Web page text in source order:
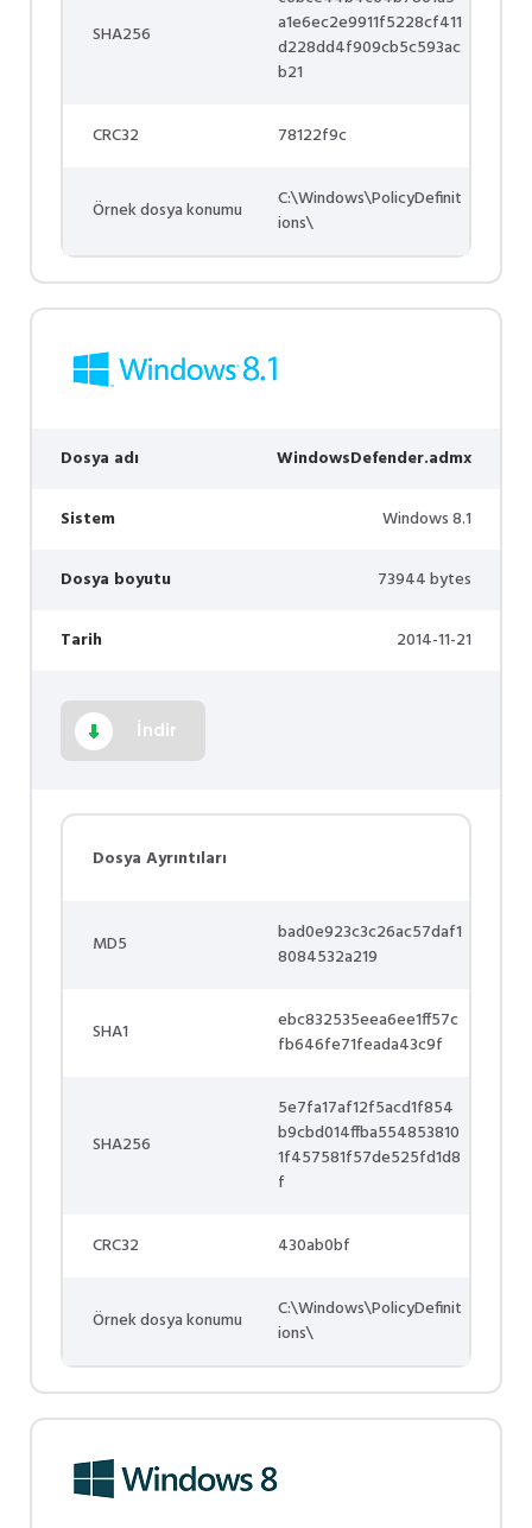
SHA256
a1e6ec2e9911f5228cf411
d228dd4f909cb5c593ac
b21
CRC32 78122f9c
Örnek dosya konumu
C:\Windows\PolicyDefinit
ions\
Dosya adı WindowsDefender.admx
Sistem Windows 8.1
Dosya boyutu 73944 bytes
Tarih 2014-11-21
İndir
Dosya Ayrıntıları
MD5
bad0e923c3c26ac57daf1
8084532a219
SHA1
ebc832535eea6ee1ff57c
fb646fe71feada43c9f
SHA256
5e7fa17af12f5acd1f854
b9cbd014ffba554853810
1f457581f57de525fd1d8
f
CRC32 430ab0bf
Örnek dosya konumu
C:\Windows\PolicyDefinit
ions\